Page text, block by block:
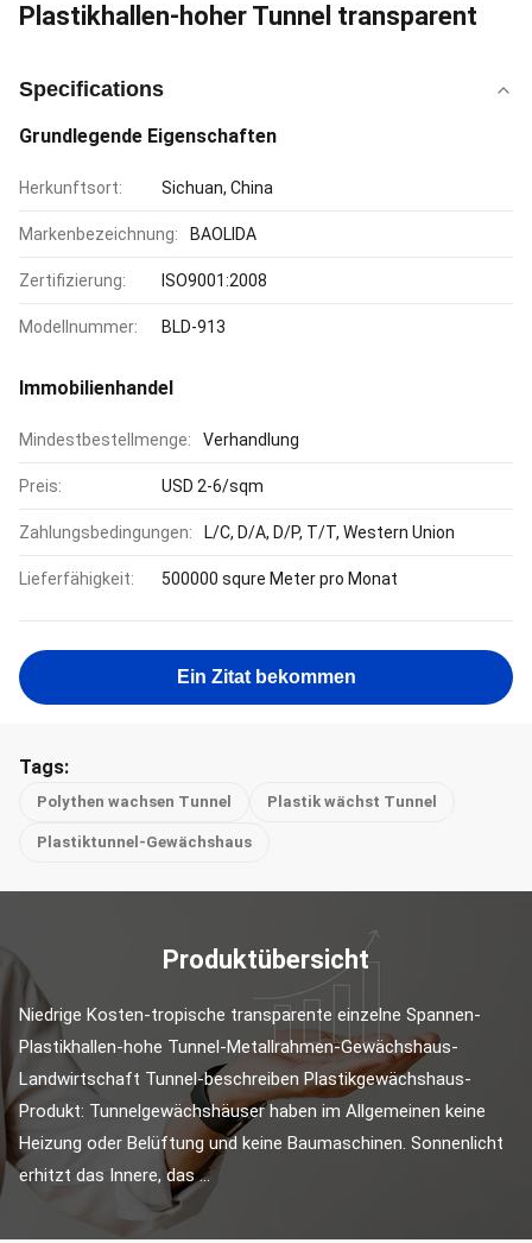
Plastikhallen-hoher Tunnel transparent
Specifications
Grundlegende Eigenschaften
Herkunftsort: Sichuan, China
Markenbezeichnung: BAOLIDA
Zertifizierung: ISO9001:2008
Modellnummer: BLD-913
Immobilienhandel
Mindestbestellmenge: Verhandlung
Preis: USD 2-6/sqm
Zahlungsbedingungen: L/C, D/A, D/P, T/T, Western Union
Lieferfähigkeit: 500000 squre Meter pro Monat
Ein Zitat bekommen
Tags:
Polythen wachsen Tunnel Plastik wächst Tunnel
Plastiktunnel-Gewächshaus
Produktübersicht
Niedrige Kosten-tropische transparente einzelne Spannen-
Plastikhallen-hohe Tunnel-Metallrahmen-Gewächshaus-
Landwirtschaft Tunnel-beschreiben Plastikgewächshaus-
Produkt: Tunnelgewächshäuser haben im Allgemeinen keine
Heizung oder Belüftung und keine Baumaschinen. Sonnenlicht
erhitzt das Innere, das ...